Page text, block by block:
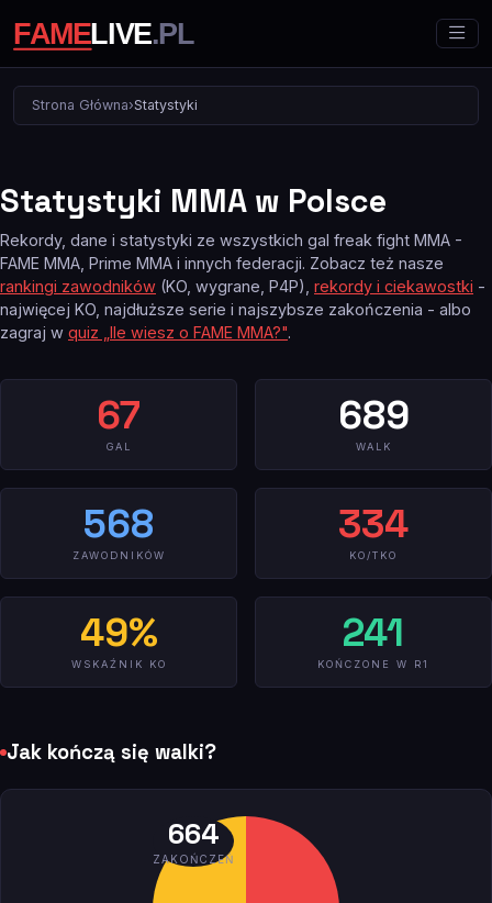
Strona Główna›Statystyki
Statystyki MMA w Polsce
Rekordy, dane i statystyki ze wszystkich gal freak fight MMA -
FAME MMA, Prime MMA i innych federacji. Zobacz też nasze
rankingi zawodników (KO, wygrane, P4P), rekordy i ciekawostki -
najwięcej KO, najdłuższe serie i najszybsze zakończenia - albo
zagraj w quiz „Ile wiesz o FAME MMA?".
67
GAL
689
WALK
568
ZAWODNIKÓW
334
KO/TKO
49%
WSKAŹNIK KO
241
KOŃCZONE W R1
Jak kończą się walki?
664
ZAKOŃCZEŃ